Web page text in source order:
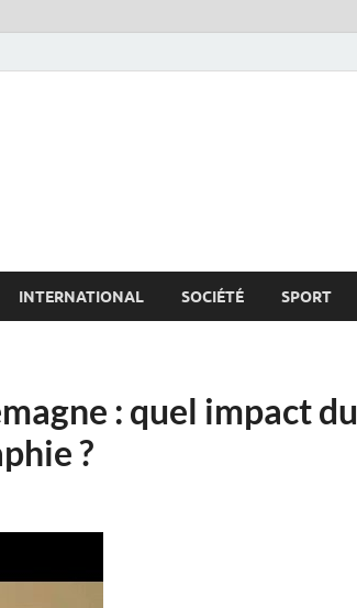
INTERNATIONAL SOCIÉTÉ SPORT
: quel impact du
?